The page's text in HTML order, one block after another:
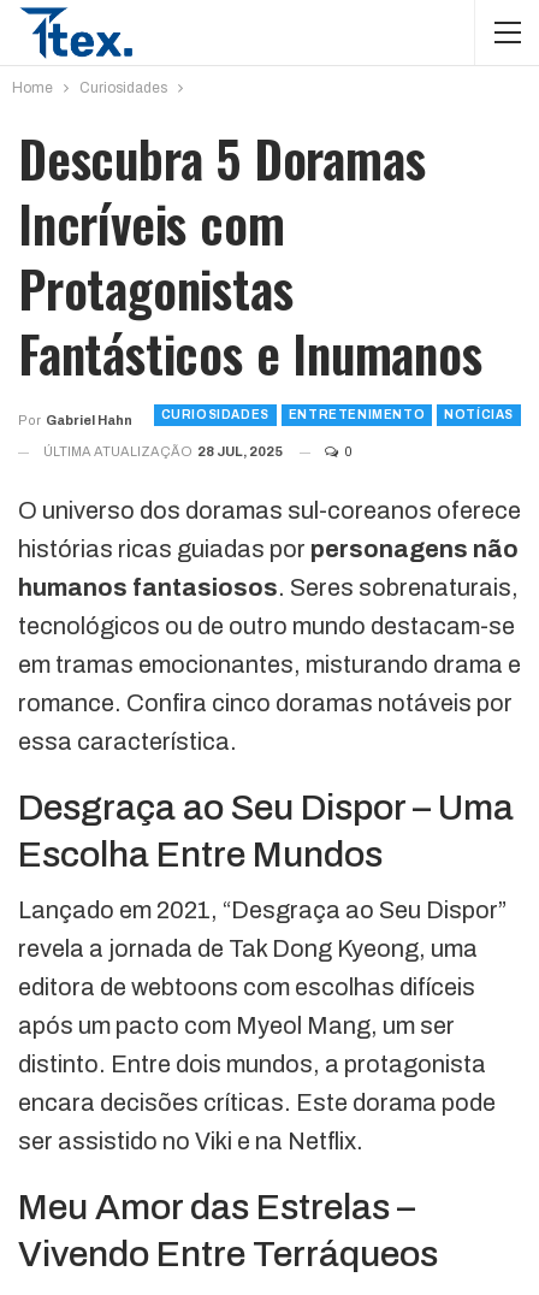
Home Curiosidades
Descubra 5 Doramas
Incríveis com
Protagonistas
Fantásticos e Inumanos
CURIOSIDADES ENTRETENIMENTO NOTÍCIAS
Por Gabriel Hahn
ÚLTIMA ATUALIZAÇÃO 28 JUL, 2025 0
O universo dos doramas sul-coreanos oferece
histórias ricas guiadas por personagens não
humanos fantasiosos. Seres sobrenaturais,
tecnológicos ou de outro mundo destacam-se
em tramas emocionantes, misturando drama e
romance. Confira cinco doramas notáveis por
essa característica.
Desgraça ao Seu Dispor – Uma
Escolha Entre Mundos
Lançado em 2021, “Desgraça ao Seu Dispor”
revela a jornada de Tak Dong Kyeong, uma
editora de webtoons com escolhas difíceis
após um pacto com Myeol Mang, um ser
distinto. Entre dois mundos, a protagonista
encara decisões críticas. Este dorama pode
ser assistido no Viki e na Netflix.
Meu Amor das Estrelas –
Vivendo Entre Terráqueos